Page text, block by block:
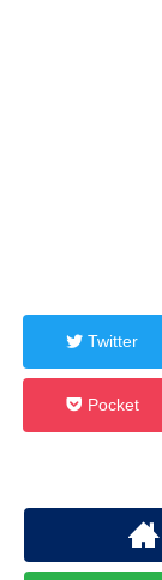
Twitter
Pocket